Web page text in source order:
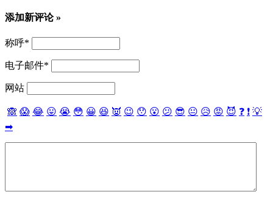
添加新评论 »
称呼*
电子邮件*
网站
🙈 😱 😂 😛 😭 😳 😀 😆 👿 😉 😯 😮 😕 😎 😐 😥 😡 😈 ❓ ❗ 💡
➡